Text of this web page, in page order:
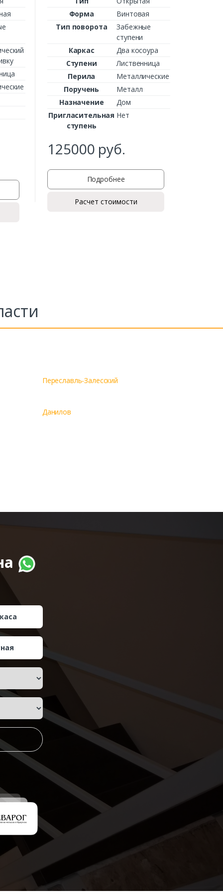
Форма
Винтовая
Тип поворота
Забежные
ступени
Каркас
Два косоура
Ступени
Лиственница
Перила
Металлические
Поручень
Металл
Назначение
Дом
Пригласительная
ступень
Нет
125000 руб.
Подробнее
Расчет стоимости
Переславль-Залесский
Данилов